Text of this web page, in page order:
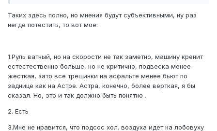
Таких здесь полно, но мнения будут субъективными, ну раз
негде потестить, то вот мое:
1.Руль ватный, но на скорости не так заметно, машину кренит
естестественно больше, но не критично, подвеска менее
жесткая, зато все трещинки на асфальте менее бьют по
заднице как на Астре. Астра, конечно, более верткая, я бы
сказал. Но, это и так должно быть понятно .
2. Есть
3.Мне не нравится, что подсос хол. воздуха идет на лобовуху